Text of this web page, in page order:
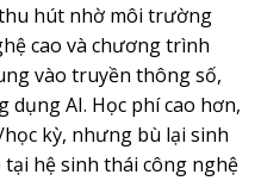
hút nhờ môi trường
cao và chương trình
vào truyền thông số,
AI. Học phí cao hơn,
kỳ, nhưng bù lại sinh
hệ sinh thái công nghệ